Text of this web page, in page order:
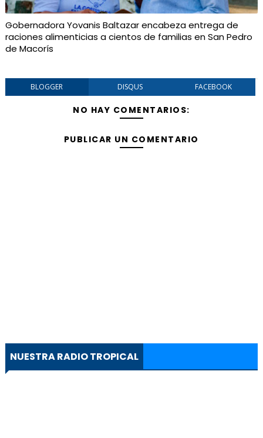
Gobernadora Yovanis Baltazar encabeza entrega de
raciones alimenticias a cientos de familias en San Pedro
de Macorís
BLOGGER DISQUS FACEBOOK
NO HAY COMENTARIOS:
PUBLICAR UN COMENTARIO
NUESTRA RADIO TROPICAL